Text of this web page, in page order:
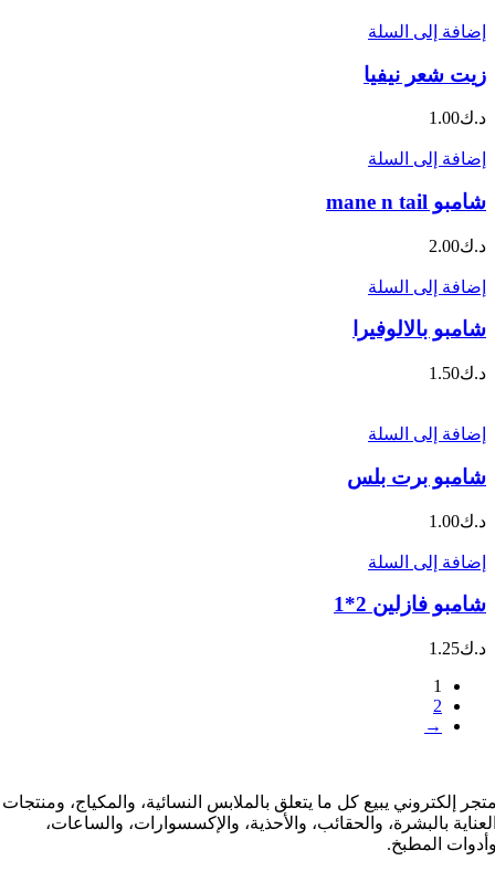
إضافة إلى السلة
زيت شعر نيفيا
د.ك1.00
إضافة إلى السلة
شامبو mane n tail
د.ك2.00
إضافة إلى السلة
شامبو بالالوفيرا
د.ك1.50
إضافة إلى السلة
شامبو برت بلس
د.ك1.00
إضافة إلى السلة
شامبو فازلين 2*1
د.ك1.25
1
2
→
إلكتروني يبيع كل ما يتعلق بالملابس النسائية، والمكياج، ومنتجات
بالبشرة، والحقائب، والأحذية، والإكسسوارات، والساعات،
المطبخ.